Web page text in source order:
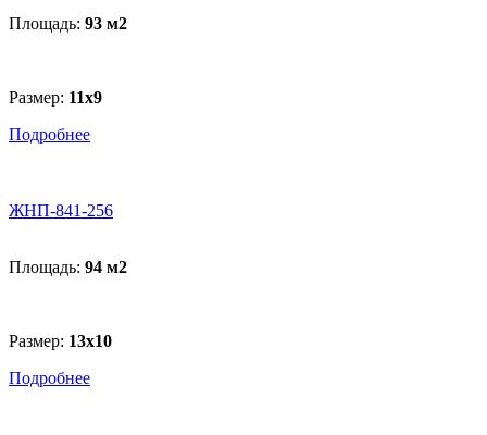
Площадь: 93 м2
Размер: 11x9
Подробнее
ЖНП-841-256
Площадь: 94 м2
Размер: 13x10
Подробнее